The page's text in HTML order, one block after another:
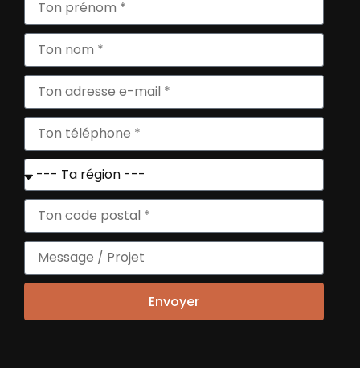
INSCRIVEZ VOUS
À NOS NEWSLETTERS
+
Envoyer